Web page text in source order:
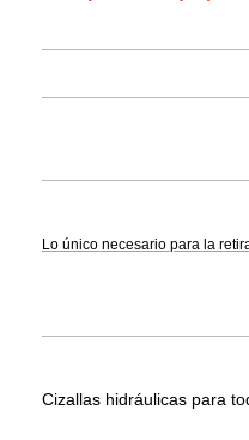
Lo único necesario para la
Cizallas hidráulicas para